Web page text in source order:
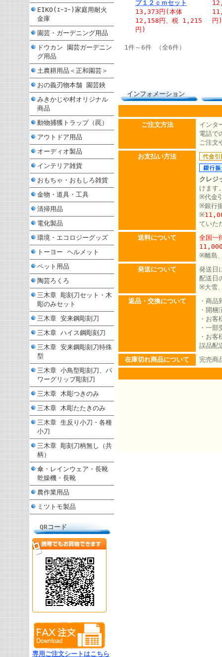
EIKO(ｴｰｺｰ)家庭用耐火
金庫
園芸・ガーデニング用品
ドウカン 園芸ガーデニン
グ用品
土農耕用品＜正和園芸＞
おの義刃物本舗 園芸鋏
みきかじや村オリジナル
商品
動物捕獲トラップ（罠）
アウトドア用品
オーディオ製品
インテリア雑貨
おもちゃ・おもしろ雑貨
金物・道具・工具
清掃用品
電化製品
環境・エコロジーグッズ
トーヨー ヘルメット
ペット用品
陶芸ろくろ
三木章 彫刻刀セット・木
彫のみセット
三木章 安来鋼彫刻刀
三木章 ハイス鋼彫刻刀
三木章 安来鋼彫刻刀特殊
型
三木章 小鳥型彫刻刀、パ
ワーグリップ彫刻刀
三木章 木彫つきのみ
三木章 木彫たたきのみ
三木章 生反り小刀・各種
小刀
三木章 彫刻刀柄無し（共
柄）
傘・レインウェア・長靴
乾燥機・長靴
農作業用品
ミツトモ製品
QRコード
専用ご注文シートはこちら
プ１２ｃｍセット
13,373円(本体
12,158円、税 1,215
円)
円)
1件～6件 （全6件）
インフォメーション
ご注文方法
インタ
電話で
ご注文
お支払い方法
クレジ
けます
※代金
※銀行
※
ていた
送料について
全国一
※離島
発送について
発送日
配送日
※大雪
返品・交換について
・商
・開
・お
・一
・お
誤品配
在庫切れ商品について
完売商